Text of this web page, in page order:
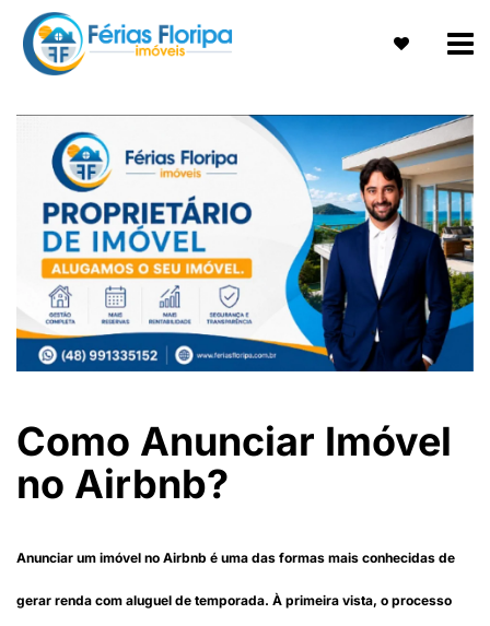
Como Anunciar Imóvel
no Airbnb?
Anunciar um imóvel no Airbnb é uma das formas mais conhecidas de
gerar renda com aluguel de temporada. À primeira vista, o processo